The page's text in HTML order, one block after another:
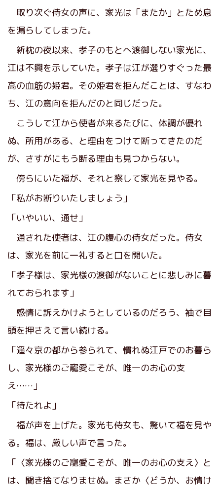
取り次ぐ侍女の声に、家光は「またか」とため息
を漏らしてしまった。
新枕の夜以来、孝子のもとへ渡御しない家光に、
江は不興を示していた。孝子は江が選りすぐった最
高の血筋の姫君。その姫君を拒んだことは、すなわ
ち、江の意向を拒んだのと同じだった。
こうして江から使者が来るたびに、体調が優れ
ぬ、所用がある、と理由をつけて断ってきたのだ
が、さすがにもう断る理由も見つからない。
傍らにいた福が、それと察して家光を見やる。
「私がお断りいたしましょう」
「いやいい、通せ」
通された使者は、江の腹心の侍女だった。侍女
は、家光を前に一礼すると口を開いた。
「孝子様は、家光様の渡御がないことに悲しみに暮
れておられます」
感情に訴えかけようとしているのだろう、袖で目
頭を押さえて言い続ける。
「遥々京の都から参られて、慣れぬ江戸でのお暮ら
し、家光様のご寵愛こそが、唯一のお心の支
え……」
「待たれよ」
福が声を上げた。家光も侍女も、驚いて福を見や
る。福は、厳しい声で言った。
「〈家光様のご寵愛こそが、唯一のお心の支え〉と
は、聞き捨てなりませぬ。まさか〈どうか、お情け